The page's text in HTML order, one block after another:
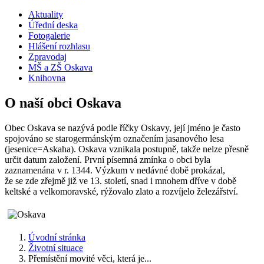
Aktuality
Úřední deska
Fotogalerie
Hlášení rozhlasu
Zpravodaj
MŠ a ZŠ Oskava
Knihovna
O naší obci Oskava
Obec Oskava se nazývá podle říčky Oskavy, její jméno je často
spojováno se starogermánským označením jasanového lesa
(jesenice=Askaha). Oskava vznikala postupně, takže nelze přesně
určit datum založení. První písemná zmínka o obci byla
zaznamenána v r. 1344. Výzkum v nedávné době prokázal,
že se zde zřejmě již ve 13. století, snad i mnohem dříve v době
keltské a velkomoravské, rýžovalo zlato a rozvíjelo železářství.
Úvodní stránka
Životní situace
Přemístění movité věci, která je...